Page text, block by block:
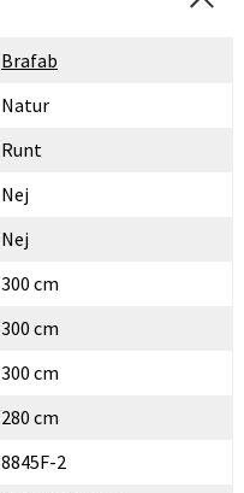
Danmark
Suomi
Brafab
Natur
Runt
Nej
Nej
300 cm
300 cm
300 cm
280 cm
8845F-2